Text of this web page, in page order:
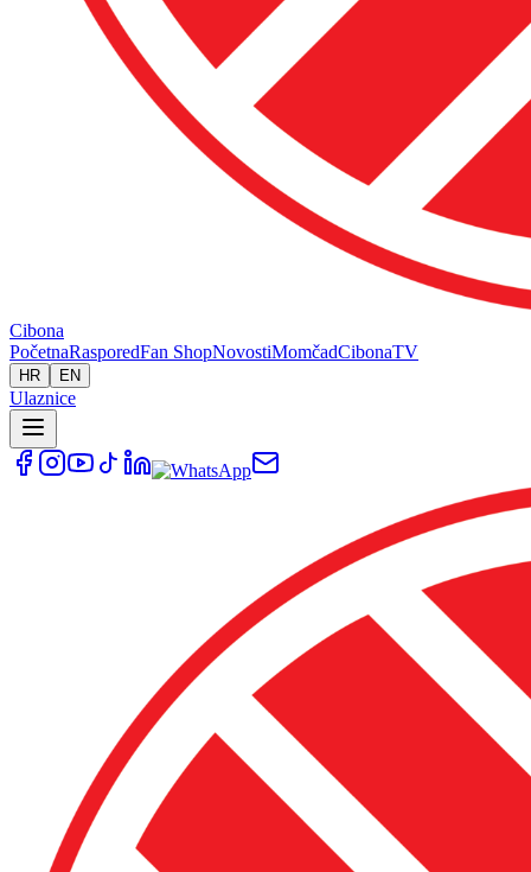
Cibona
PočetnaRasporedFan ShopNovostiMomčadCibonaTV
HR EN
Ulaznice